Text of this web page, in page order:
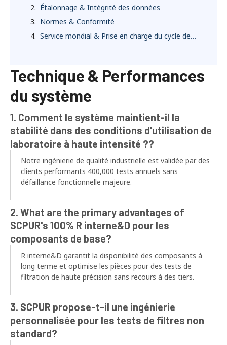
Étalonnage & Intégrité des données
Normes & Conformité
Service mondial & Prise en charge du cycle de vie
Technique & Performances
du système
1. Comment le système maintient-il la
stabilité dans des conditions d'utilisation de
laboratoire à haute intensité ??
Notre ingénierie de qualité industrielle est validée par des
clients performants 400,000 tests annuels sans
défaillance fonctionnelle majeure.
2. What are the primary advantages of
SCPUR's 100% R interne&D pour les
composants de base?
R interne&D garantit la disponibilité des composants à
long terme et optimise les pièces pour des tests de
filtration de haute précision sans recours à des tiers.
3. SCPUR propose-t-il une ingénierie
personnalisée pour les tests de filtres non
standard?